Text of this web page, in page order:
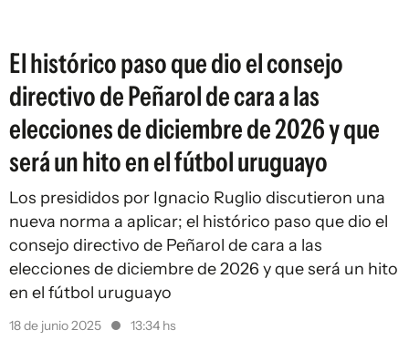
El histórico paso que dio el consejo
directivo de Peñarol de cara a las
elecciones de diciembre de 2026 y que
será un hito en el fútbol uruguayo
Los presididos por Ignacio Ruglio discutieron una
nueva norma a aplicar; el histórico paso que dio el
consejo directivo de Peñarol de cara a las
elecciones de diciembre de 2026 y que será un hito
en el fútbol uruguayo
18 de junio 2025 13:34 hs